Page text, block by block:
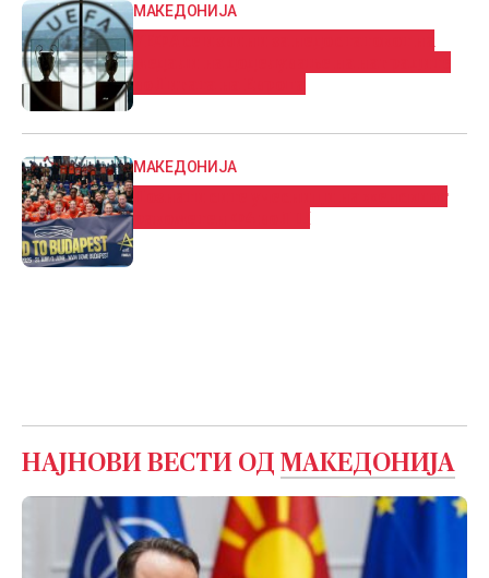
МАКЕДОНИЈА
МАКЕДОНИЈА
Познати сите учесници на женскиот
ракометен Ф4 во ЛШ
НАЈНОВИ ВЕСТИ ОД МАКЕДОНИЈА